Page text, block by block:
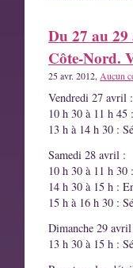
Du 27 au
Côte-Nord.
25 avr. 2012, Aucun
Vendredi 27 avril :
10 h 30 à 11 h 45
13 h à 14 h 30 :
Samedi 28 avril :
10 h 30 à 11 h 30
14 h 30 à 15 h :
15 h à 16 h 30 :
Dimanche 29
13 h 30 à 15 h :